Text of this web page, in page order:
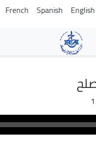
تجاوز
English
Spanish
French